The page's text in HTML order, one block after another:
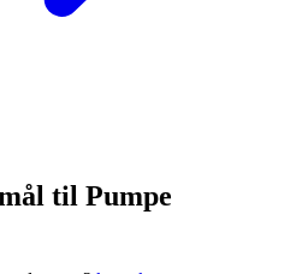
til Pumpe